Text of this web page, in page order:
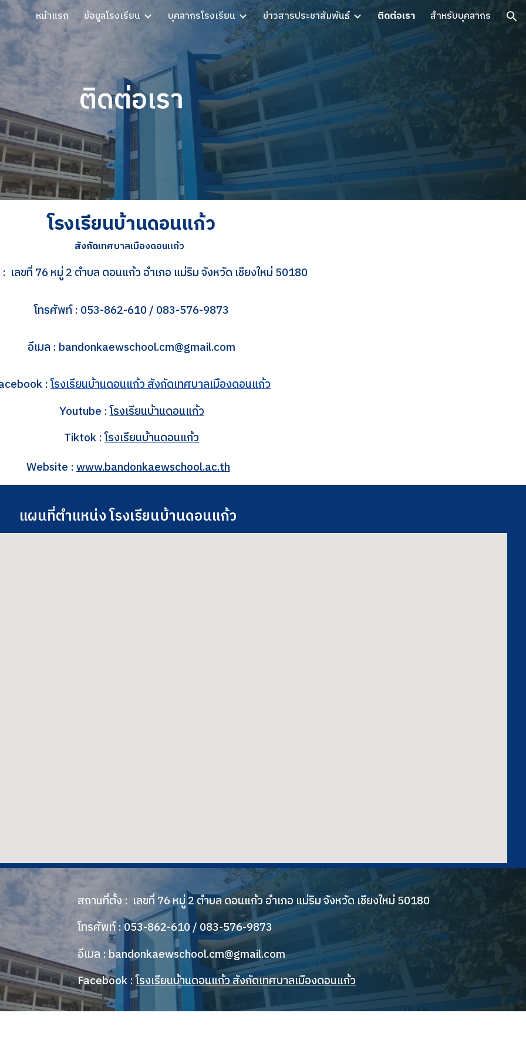
to main content Skip to navigation
หน้าแรก ข้อมูลโรงเรียน บุคลากรโรงเรียน ข่าวสารประชาสัมพันธ์ ติดต่อเรา สำหรับบุคลากร
ติดต่อเรา
โรงเรียนบ้านดอนแก้ว
สังกัดเทศบาลเมืองดอนแก้ว
เลขที่ 76 หมู่ 2 ตำบล ดอนแก้ว อำเภอ แม่ริม จังหวัด เชียงใหม่ 50180
โทรศัพท์ : 053-862-610 / 083-576-9873
อีเมล :bandonkaewschool.cm@gmail.com
:โรงเรียนบ้านดอนแก้ว สังกัดเทศบาลเมืองดอนแก้ว
Youtube :โรงเรียนบ้านดอนแก้ว
Tiktok:โรงเรียนบ้านดอนแก้ว
Website :www.bandonkaewschool.ac.th
แผนที่ตำแหน่ง โรงเรียนบ้านดอนแก้ว
สถานที่ตั้ง : เลขที่ 76 หมู่ 2 ตำบล ดอนแก้ว อำเภอ แม่ริม จังหวัด เชียงใหม่ 50180
โทรศัพท์ :053-862-610 / 083-576-9873
อีเมล :bandonkaewschool.cm@gmail.com
Facebook :โรงเรียนบ้านดอนแก้ว สังกัดเทศบาลเมืองดอนแก้ว